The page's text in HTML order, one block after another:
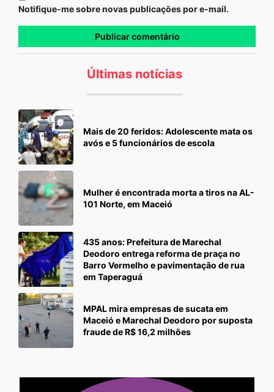
Notifique-me sobre novas publicações por e-mail.
Últimas notícias
Mais de 20 feridos: Adolescente mata os
avós e 5 funcionários de escola
Mulher é encontrada morta a tiros na AL-
101 Norte, em Maceió
435 anos: Prefeitura de Marechal
Deodoro entrega reforma de praça no
Barro Vermelho e pavimentação de rua
em Taperaguá
MPAL mira empresas de sucata em
Maceió e Marechal Deodoro por suposta
fraude de R$ 16,2 milhões